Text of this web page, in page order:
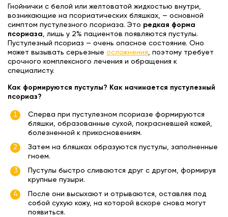
Гнойнички с белой или желтоватой жидкостью внутри,
возникающие на псориатических бляшках, — основной
симптом пустулезного псориаза. Это редкая форма
псориаза , лишь у 2% пациентов появляются пустулы.
Пустулезный псориаз — очень опасное состояние. Оно
может вызывать серьезные осложнения , поэтому требует
срочного комплексного лечения и обращения к
специалисту.
Как формируются пустулы? Как начинается пустулезный
псориаз?
Сперва при пустулезном псориазе формируются
бляшки, образованные сухой, покрасневшей кожей,
болезненной к прикосновениям.
Затем на бляшках образуются пустулы, заполненные
гноем.
Пустулы быстро сливаются друг с другом, формируя
крупные пузыри.
После они высыхают и отрываются, оставляя под
собой сухую кожу, на которой вскоре снова могут
появиться.